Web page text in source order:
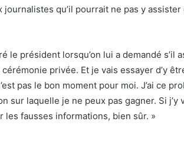
journalistes qu’il pourrait ne pas y
le président lorsqu’on lui a demandé s’il
privée. Et je vais essayer d’y
pas le bon moment pour moi. J’ai ce
sur laquelle je ne peux pas gagner. Si
les fausses informations, bien sûr. »